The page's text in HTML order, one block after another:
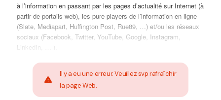
à l’information en passant par les pages d’actualité sur Internet (à
partir de portails web), les pure players de l’information en ligne
(Slate, Mediapart, Huffington Post, Rue89, …) et/ou les réseaux
sociaux (Facebook, Twitter, YouTube, Google, Instagram,
LinkedIn, … ).
Il y a eu une erreur. Veuillez svp rafraîchir
la page Web.